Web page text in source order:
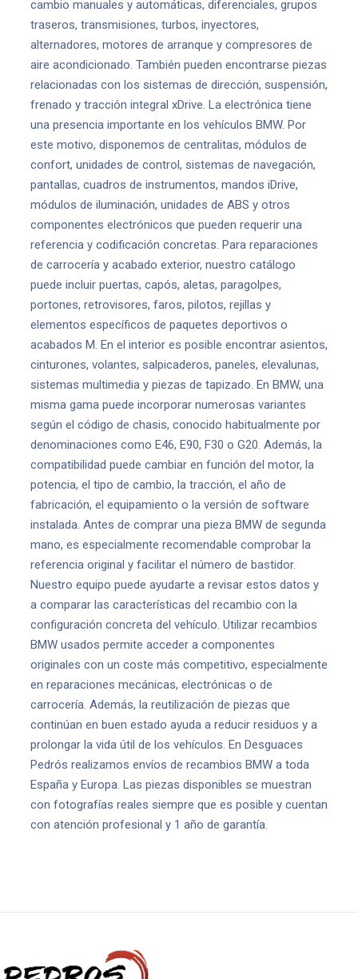
cambio manuales y automáticas, diferenciales, grupos
traseros, transmisiones, turbos, inyectores,
alternadores, motores de arranque y compresores de
aire acondicionado. También pueden encontrarse piezas
relacionadas con los sistemas de dirección, suspensión,
frenado y tracción integral xDrive. La electrónica tiene
una presencia importante en los vehículos BMW. Por
este motivo, disponemos de centralitas, módulos de
confort, unidades de control, sistemas de navegación,
pantallas, cuadros de instrumentos, mandos iDrive,
módulos de iluminación, unidades de ABS y otros
componentes electrónicos que pueden requerir una
referencia y codificación concretas. Para reparaciones
de carrocería y acabado exterior, nuestro catálogo
puede incluir puertas, capós, aletas, paragolpes,
portones, retrovisores, faros, pilotos, rejillas y
elementos específicos de paquetes deportivos o
acabados M. En el interior es posible encontrar asientos,
cinturones, volantes, salpicaderos, paneles, elevalunas,
sistemas multimedia y piezas de tapizado. En BMW, una
misma gama puede incorporar numerosas variantes
según el código de chasis, conocido habitualmente por
denominaciones como E46, E90, F30 o G20. Además, la
compatibilidad puede cambiar en función del motor, la
potencia, el tipo de cambio, la tracción, el año de
fabricación, el equipamiento o la versión de software
instalada. Antes de comprar una pieza BMW de segunda
mano, es especialmente recomendable comprobar la
referencia original y facilitar el número de bastidor.
Nuestro equipo puede ayudarte a revisar estos datos y
a comparar las características del recambio con la
configuración concreta del vehículo. Utilizar recambios
BMW usados permite acceder a componentes
originales con un coste más competitivo, especialmente
en reparaciones mecánicas, electrónicas o de
carrocería. Además, la reutilización de piezas que
continúan en buen estado ayuda a reducir residuos y a
prolongar la vida útil de los vehículos. En Desguaces
Pedrós realizamos envíos de recambios BMW a toda
España y Europa. Las piezas disponibles se muestran
con fotografías reales siempre que es posible y cuentan
con atención profesional y 1 año de garantía.